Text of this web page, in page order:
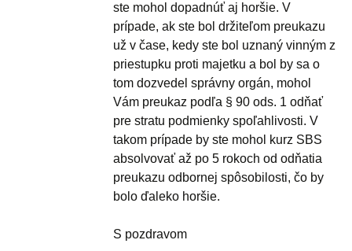
ste mohol dopadnúť aj horšie. V
prípade, ak ste bol držiteľom preukazu
už v čase, kedy ste bol uznaný vinným z
priestupku proti majetku a bol by sa o
tom dozvedel správny orgán, mohol
Vám preukaz podľa § 90 ods. 1 odňať
pre stratu podmienky spoľahlivosti. V
takom prípade by ste mohol kurz SBS
absolvovať až po 5 rokoch od odňatia
preukazu odbornej spôsobilosti, čo by
bolo ďaleko horšie.
S pozdravom